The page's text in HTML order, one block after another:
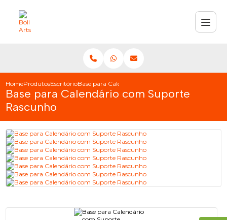
HomeProdutosEscritórioBase para Calendário com Suporte Rascunho
Base para Calendário com Suporte
Rascunho